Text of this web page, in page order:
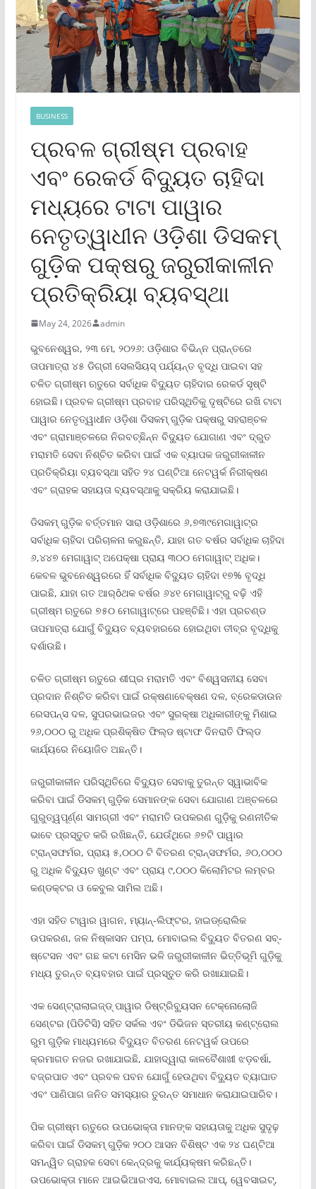
BUSINESS
ପ୍ରବଳ ଗ୍ରୀଷ୍ମ ପ୍ରବାହ
ଏବଂ ରେକର୍ଡ ବିଦ୍ୟୁତ ଚାହିଦା
ମଧ୍ୟରେ ଟାଟା ପାୱାର
ନେତୃତ୍ୱାଧୀନ ଓଡ଼ିଶା ଡିସକମ୍
ଗୁଡ଼ିକ ପକ୍ଷରୁ ଜରୁରୀକାଳୀନ
ପ୍ରତିକ୍ରିୟା ବ୍ୟବସ୍ଥା
May 24, 2026 admin
ଭୁବନେଶ୍ୱର, ୨୩ ମେ, ୨୦୨୬: ଓଡ଼ିଶାର ବିଭିନ୍ନ ପ୍ରାନ୍ତରେ
ତାପମାତ୍ରା ୪୫ ଡିଗ୍ରୀ ସେଲସିୟସ୍ ପର୍ଯ୍ୟନ୍ତ ବୃଦ୍ଧି ପାଇବା ସହ
ଚଳିତ ଗ୍ରୀଷ୍ମ ଋତୁରେ ସର୍ବାଧିକ ବିଦ୍ୟୁତ ଚାହିଦାର ରେକର୍ଡ ସୃଷ୍ଟି
ହୋଇଛି। ପ୍ରବଳ ଗ୍ରୀଷ୍ମ ପ୍ରବାହ ପରିସ୍ଥିତିକୁ ଦୃଷ୍ଟିରେ ରଖି ଟାଟା
ପାୱାର ନେତୃତ୍ୱାଧୀନ ଓଡ଼ିଶା ଡିସକମ୍ ଗୁଡ଼ିକ ପକ୍ଷରୁ ସହରାଞ୍ଚଳ
ଏବଂ ଗ୍ରାମାଞ୍ଚଳରେ ନିରବଚ୍ଛିନ୍ନ ବିଦ୍ୟୁତ ଯୋଗାଣ ଏବଂ ଦ୍ରୁତ
ମରାମତି ସେବା ନିଶ୍ଚିତ କରିବା ପାଇଁ ଏକ ବ୍ୟାପକ ଜରୁରୀକାଳୀନ
ପ୍ରତିକ୍ରିୟା ବ୍ୟବସ୍ଥା ସହିତ ୨୪ ଘଣ୍ଟିଆ ନେଟୱର୍କ ନିରୀକ୍ଷଣ
ଏବଂ ଗ୍ରାହକ ସହାୟତା ବ୍ୟବସ୍ଥାକୁ ସକ୍ରିୟ କରାଯାଇଛି।
ଡିସକମ୍ ଗୁଡ଼ିକ ବର୍ତ୍ତମାନ ସାରା ଓଡ଼ିଶାରେ ୬,୭୩୯ମେଗାୱାଟ୍‌ର
ସର୍ବାଧିକ ଚାହିଦା ପରିଚାଳନା କରୁଛନ୍ତି, ଯାହା ଗତ ବର୍ଷର ସର୍ବାଧିକ ଚାହିଦା
୬,୪୪୭ ମେଗାୱାଟ୍ ଅପେକ୍ଷା ପ୍ରାୟ ୩୦୦ ମେଗାୱାଟ୍ ଅଧିକ।
କେବଳ ଭୁବନେଶ୍ୱରରେ ହିଁ ସର୍ବାଧିକ ବିଦ୍ୟୁତ ଚାହିଦା ୧୭% ବୃଦ୍ଧି
ପାଇଛି, ଯାହା ଗତ ଆର୍ôଥକ ବର୍ଷର ୬୪୧ ମେଗାୱାଟ୍‌ରୁ ବଢ଼ି ଏହି
ଗ୍ରୀଷ୍ମ ଋତୁରେ ୭୫୦ ମେଗାୱାଟ୍‌ରେ ପହଞ୍ଚିଛି। ଏହା ପ୍ରଚଣ୍ଡ
ତାପମାତ୍ରା ଯୋଗୁଁ ବିଦ୍ୟୁତ ବ୍ୟବହାରରେ ହୋଇଥିବା ତୀବ୍ର ବୃଦ୍ଧିକୁ
ଦର୍ଶାଉଛି।
ଚଳିତ ଗ୍ରୀଷ୍ମ ଋତୁରେ ଶୀଘ୍ର ମରାମତି ଏବଂ ବିଶ୍ୱସନୀୟ ସେବା
ପ୍ରଦାନ ନିଶ୍ଚିତ କରିବା ପାଇଁ ରକ୍ଷଣାବେକ୍ଷଣ ଦଳ, ବ୍ରେକଡାଉନ
ରେସପନ୍ସ ଦଳ, ସୁପରଭାଇଜର ଏବଂ ସୁରକ୍ଷା ଅଧିକାରୀଙ୍କୁ ମିଶାଇ
୨୬,୦୦୦ ରୁ ଅଧିକ ପ୍ରଶିକ୍ଷିତ ଫିଲ୍ଡ ଷ୍ଟାଫ ଦିନରାତି ଫିଲ୍ଡ
କାର୍ଯ୍ୟରେ ନିୟୋଜିତ ଅଛନ୍ତି।
ଜରୁରୀକାଳୀନ ପରିସ୍ଥିତିରେ ବିଦ୍ୟୁତ ସେବାକୁ ତୁରନ୍ତ ସ୍ୱାଭାବିକ
କରିବା ପାଇଁ ଡିସକମ୍ ଗୁଡ଼ିକ ସେମାନଙ୍କ ସେବା ଯୋଗାଣ ଅଞ୍ଚଳରେ
ଗୁରୁତ୍ୱପୂର୍ଣ୍ଣ ସାମଗ୍ରୀ ଏବଂ ମରାମତି ଉପକରଣ ଗୁଡ଼ିକୁ ରଣନୀତିକ
ଭାବେ ପ୍ରସ୍ତୁତ କରି ରଖିଛନ୍ତି, ଯେଉଁଥିରେ ୬୭ଟି ପାୱାର
ଟ୍ରାନ୍ସଫର୍ମର, ପ୍ରାୟ ୫,୦୦୦ ଟି ବିତରଣ ଟ୍ରାନ୍ସଫର୍ମର, ୬୦,୦୦୦
ରୁ ଅଧିକ ବିଦ୍ୟୁତ ଖୁଣ୍ଟ ଏବଂ ପ୍ରାୟ ୯,୦୦୦ କିଲୋମିଟର ଲମ୍ବର
କଣ୍ଡକ୍ଟର ଓ କେବୁଲ ସାମିଲ ଅଛି।
ଏହା ସହିତ ଟାୱାର ୱାଗନ, ମ୍ୟାନ୍‌-ଲିଫ୍ଟର, ହାଇଡ୍ରୋଲିକ
ଉପକରଣ, ଜଳ ନିଷ୍କାସନ ପମ୍ପ, ମୋବାଇଲ ବିଦ୍ୟୁତ ବିତରଣ ସବ୍‌-
ଷ୍ଟେସନ ଏବଂ ଗଛ କଟା ମେସିନ ଭଳି ଜରୁରୀକାଳୀନ ଭିତ୍ତିଭୂମି ଗୁଡ଼ିକୁ
ମଧ୍ୟ ତୁରନ୍ତ ବ୍ୟବହାର ପାଇଁ ପ୍ରସ୍ତୁତ କରି ରଖାଯାଇଛି।
ଏକ ସେଣ୍ଟ୍ରାଲାଇଜ୍‌ଡ୍ ପାୱାର ଡିଷ୍ଟ୍ରିବ୍ୟୁସନ ଟେକ୍ନୋଲୋଜି
ସେଣ୍ଟର (ପିଡିଟିସି) ସହିତ ସର୍କଲ ଏବଂ ଡିଭିଜନ ସ୍ତରୀୟ କଣ୍ଟ୍ରୋଲ
ରୁମ ଗୁଡ଼ିକ ମାଧ୍ୟମରେ ବିଦ୍ୟୁତ ବିତରଣ ନେଟୱର୍କ ଉପରେ
କ୍ରମାଗତ ନଜର ରଖାଯାଇଛି, ଯାହାଦ୍ୱାରା କାଳବୈଶାଖୀ ଝଡ଼ବର୍ଷା,
ବଜ୍ରପାତ ଏବଂ ପ୍ରବଳ ପବନ ଯୋଗୁଁ ହେଉଥିବା ବିଦ୍ୟୁତ ବ୍ୟାଘାତ
ଏବଂ ପାଣିପାଗ ଜନିତ ସମସ୍ୟାର ତୁରନ୍ତ ସମାଧାନ କରାଯାଇପାରିବ।
ପିକ ଗ୍ରୀଷ୍ମ ଋତୁରେ ଉପଭୋକ୍ତା ମାନଙ୍କ ସହାୟତାକୁ ଅଧିକ ସୁଦୃଢ଼
କରିବା ପାଇଁ ଡିସକମ୍ ଗୁଡ଼ିକ ୨୦୦ ଆସନ ବିଶିଷ୍ଟ ଏକ ୨୪ ଘଣ୍ଟିଆ
ସମନ୍ୱିତ ଗ୍ରାହକ ସେବା କେନ୍ଦ୍ରକୁ କାର୍ଯ୍ୟକ୍ଷମ କରିଛନ୍ତି।
ଉପଭୋକ୍ତା ମାନେ ଆଇଭିଆରଏସ, ମୋବାଇଲ ଆପ୍‌, ୱେବସାଇଟ୍‌,